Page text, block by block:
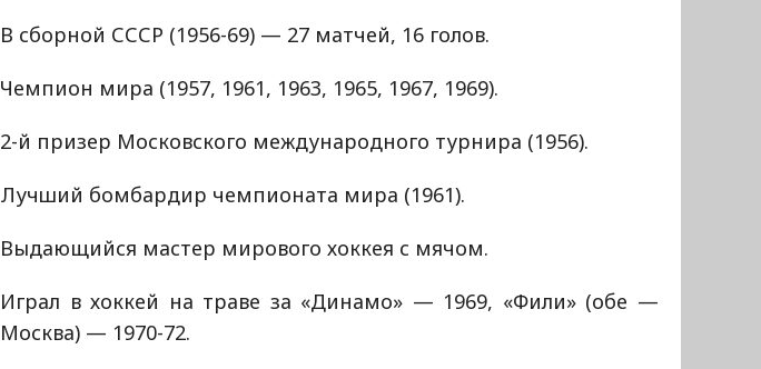
В сборной СССР (1956-69) — 27 матчей, 16 голов.
Чемпион мира (1957, 1961, 1963, 1965, 1967, 1969).
2-й призер Московского международного турнира (1956).
Лучший бомбардир чемпионата мира (1961).
Выдающийся мастер мирового хоккея с мячом.
Играл в хоккей на траве за «Динамо» — 1969, «Фили» (обе —
Москва) — 1970-72.